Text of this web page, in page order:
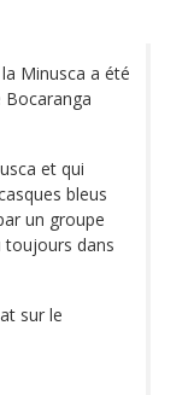
Minusca a été
et qui
bleus
un groupe
dans
sur le